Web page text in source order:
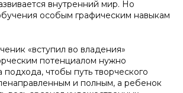
внутренний мир. Но
особым графическим навыкам
«вступил во владения»
потенциалом нужно
подхода, чтобы путь творческого
и полным, а ребенок